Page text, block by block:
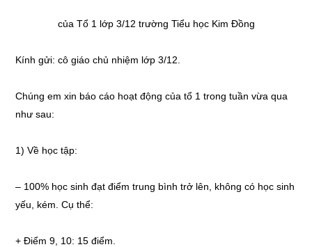
của Tổ 1 lớp 3/12 trường Tiểu học Kim Đồng
Kính gửi: cô giáo chủ nhiệm lớp 3/12.
Chúng em xin báo cáo hoạt động của tổ 1 trong tuần vừa qua
như sau:
1) Về học tập:
– 100% học sinh đạt điểm trung bình trở lên, không có học sinh
yếu, kém. Cụ thể:
+ Điểm 9, 10: 15 điểm.